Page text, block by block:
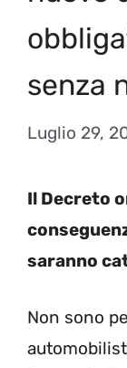
senza
Luglio 29,
Il Decreto
saranno
Non sono